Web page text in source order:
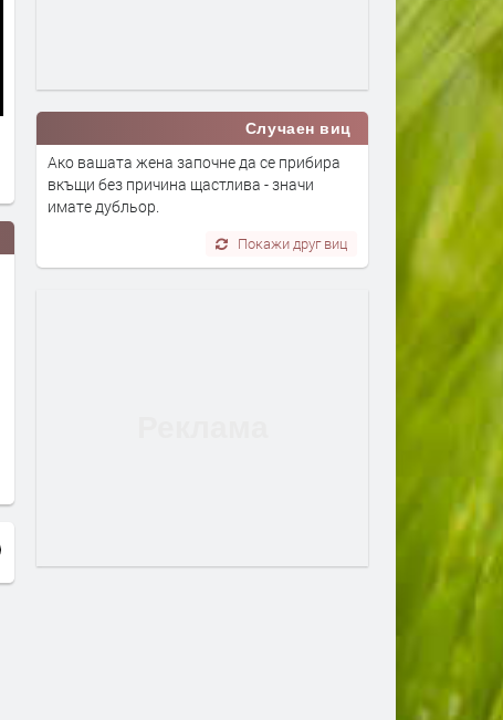
Случаен виц
Ако вашата жена започне да се прибира
вкъщи без причина щастлива - значи
имате дубльор.
Покажи друг виц